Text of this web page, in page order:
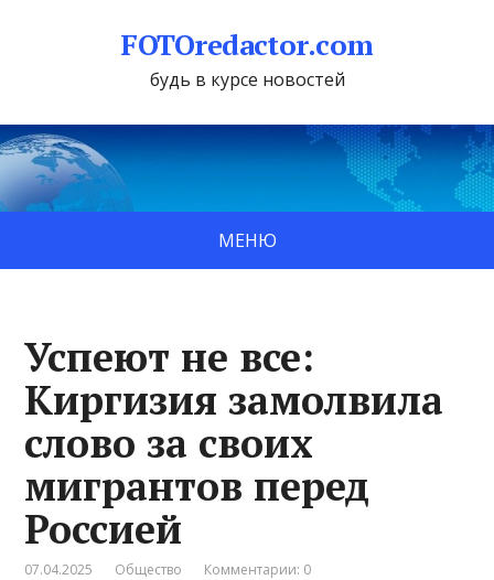
FOTOredactor.com
будь в курсе новостей
МЕНЮ
Успеют не все:
Киргизия замолвила
слово за своих
мигрантов перед
Россией
07.04.2025 Общество Комментарии: 0